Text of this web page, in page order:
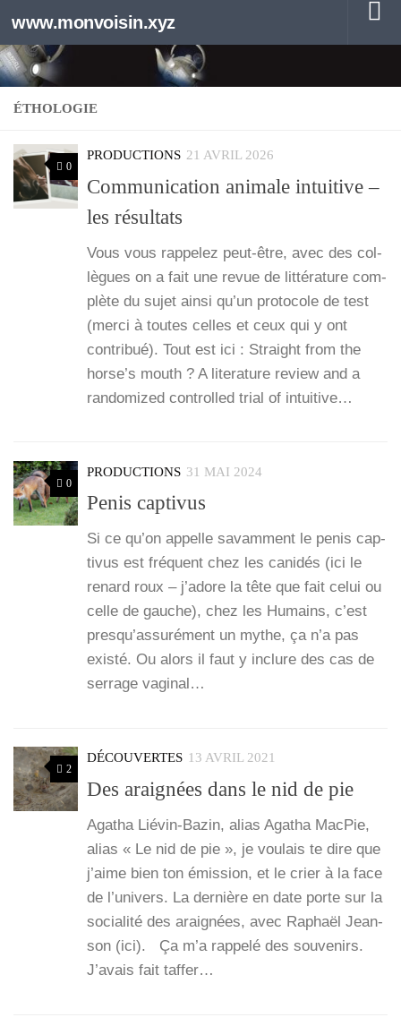
Au dessous du contenu
www.monvoisin.xyz
ÉTHOLOGIE
0
PRODUCTIONS 21 AVRIL 2026
Communication animale intuitive –
les résultats
Vous vous rap­pe­lez peut-être, avec des col­
lègues on a fait une revue de lit­té­ra­ture com­
plète du sujet ain­si qu’un pro­to­cole de test
(mer­ci à toutes celles et ceux qui y ont
contri­bué). Tout est ici : Straight from the
horse’s mouth ? A lite­ra­ture review and a
ran­do­mi­zed control­led trial of intui­tive…
0
PRODUCTIONS 31 MAI 2024
Penis captivus
Si ce qu’on appelle savam­ment le penis cap­
ti­vus est fré­quent chez les cani­dés (ici le
renard roux – j’a­dore la tête que fait celui ou
celle de gauche), chez les Humains, c’est
pres­qu’as­su­ré­ment un mythe, ça n’a pas
exis­té. Ou alors il faut y inclure des cas de
ser­rage vagi­nal…
2
DÉCOUVERTES 13 AVRIL 2021
Des araignées dans le nid de pie
Aga­tha Lié­­vin-Bazin, alias Aga­tha Mac­Pie,
alias « Le nid de pie », je vou­lais te dire que
j’aime bien ton émis­sion, et le crier à la face
de l’u­ni­vers. La der­nière en date porte sur la
socia­li­té des arai­gnées, avec Raphaël Jean­
son (ici). Ça m’a rap­pe­lé des sou­ve­nirs.
J’a­vais fait taf­fer…